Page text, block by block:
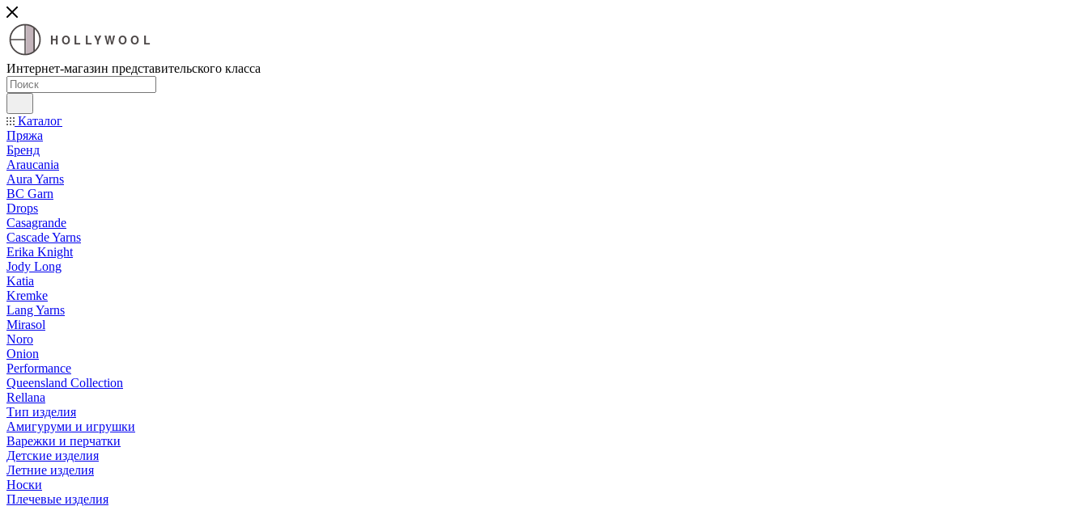
HOLLYWOOL
Интернет-магазин представительского класса
Каталог
Пряжа
Бренд
Araucania
Aura Yarns
BC Garn
Drops
Casagrande
Cascade Yarns
Erika Knight
Jody Long
Katia
Kremke
Lang Yarns
Mirasol
Noro
Onion
Performance
Queensland Collection
Rellana
Тип изделия
Амигуруми и игрушки
Варежки и перчатки
Детские изделия
Летние изделия
Носки
Плечевые изделия